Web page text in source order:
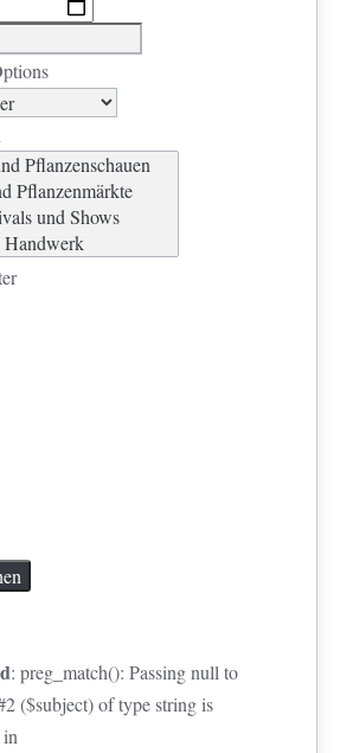
: preg_match(): Passing null to
($subject) of type string is
in